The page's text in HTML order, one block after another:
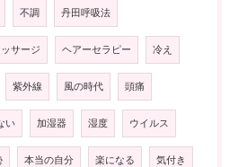
不調 丹田呼吸法
サージ ヘアーセラピー 冷え
紫外線 風の時代 頭痛
い 加湿器 湿度 ウイルス
本当の自分 楽になる 気付き